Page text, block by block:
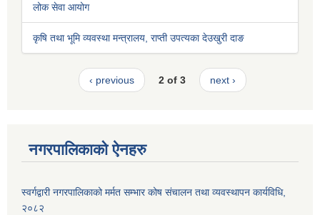
लोक सेवा आयोग
कृषि तथा भूमि व्यवस्था मन्त्रालय, राप्ती उपत्यका देउखुरी दाङ
‹ previous 2 of 3 next ›
नगरपालिकाको ऐनहरु
स्वर्गद्वारी नगरपालिकाको मर्मत सम्भार कोष संचालन तथा व्यवस्थापन कार्यविधि,
२०८२